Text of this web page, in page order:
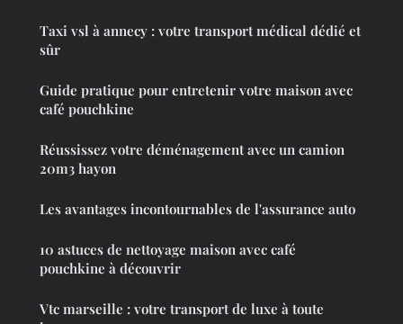
Taxi vsl à annecy : votre transport médical dédié et
sûr
Guide pratique pour entretenir votre maison avec
café pouchkine
Réussissez votre déménagement avec un camion
20m3 hayon
Les avantages incontournables de l'assurance auto
10 astuces de nettoyage maison avec café
pouchkine à découvrir
Vtc marseille : votre transport de luxe à toute